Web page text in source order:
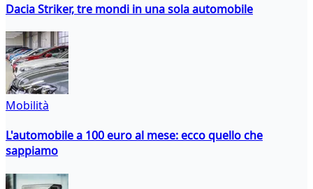
Dacia Striker, tre mondi in una sola automobile
Mobilità
L'automobile a 100 euro al mese: ecco quello che
sappiamo